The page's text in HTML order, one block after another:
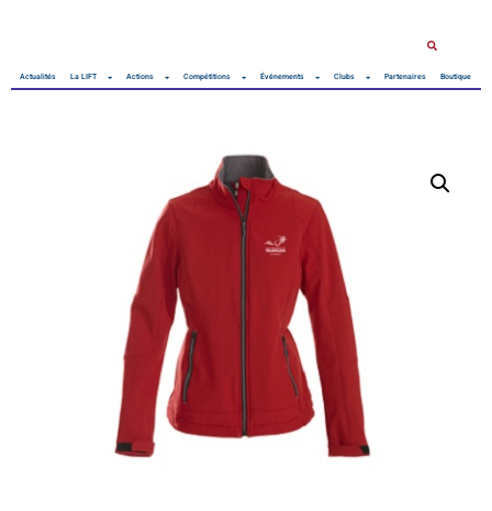
Actualités La LIFT Actions Compétitions Événements Clubs Partenaires Boutique